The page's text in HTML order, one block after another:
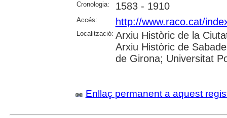
Cronologia: 1583 - 1910
Accés: http://www.raco.cat/
Localització: Arxiu Històric de la
Arxiu Històric de
de Girona; Universitat
Enllaç permanent a aquest